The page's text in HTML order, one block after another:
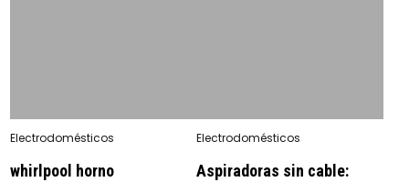
Posted
Electrodomésticos
whirlpool horno
Posted
Electrodomésticos
Aspiradoras sin cable: